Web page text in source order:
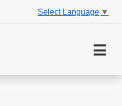
Select Language ▼